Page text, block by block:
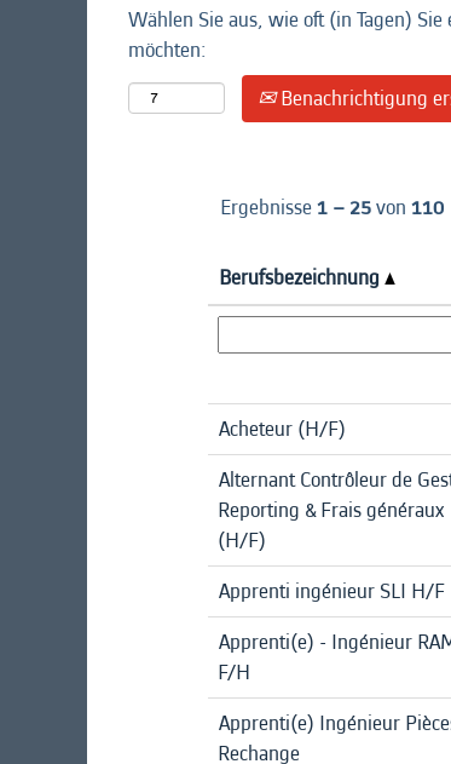
Wählen Sie aus, wie oft (in Tagen)
möchten:
Benachrichtigung
Ergebnisse1 – 25von 110
Berufsbezeichnung
Acheteur (H/F)
Alternant Contrôleur de
Reporting & Frais généraux
(H/F)
Apprenti ingénieur SLI H/F
Apprenti(e) - Ingénieur
F/H
Apprenti(e) Ingénieur
Rechange